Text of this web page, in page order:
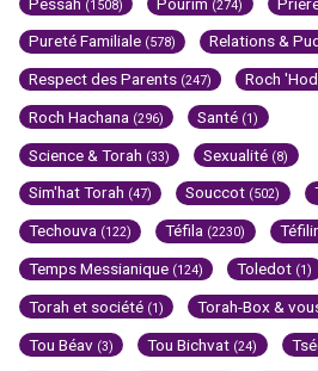
(1508) (274)
Pureté Familiale (578) Relations &
Respect des Parents (247) Roch
Roch Hachana (296) Santé (1)
Science & Torah (33) Sexualité (8)
Sim'hat Torah (47) Souccot (502)
Techouva (122) Téfila (2230)
Temps Messianique (124) Toledot (1)
Torah et société (1) Torah-Box &
Tou Béav (3) Tou Bichvat (24)